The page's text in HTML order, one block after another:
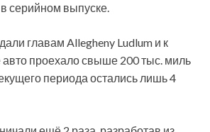
серийном выпуске.
главам Allegheny Ludlum и к
авто проехало свыше 200 тыс. миль
периода остались лишь 4